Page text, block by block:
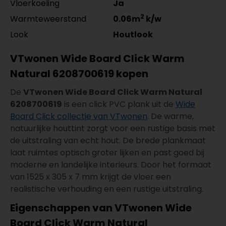
Vloerkoeling
Ja
Warmteweerstand
0.06m2 k/w
Look
Houtlook
VTwonen Wide Board Click Warm
Natural 6208700619 kopen
De VTwonen Wide Board Click Warm Natural
6208700619 is een click PVC plank uit de Wide
Board Click collectie van VTwonen. De warme,
natuurlijke houttint zorgt voor een rustige basis met
de uitstraling van echt hout. De brede plankmaat
laat ruimtes optisch groter lijken en past goed bij
moderne en landelijke interieurs. Door het formaat
van 1525 x 305 x 7 mm krijgt de vloer een
realistische verhouding en een rustige uitstraling.
Eigenschappen van VTwonen Wide
Board Click Warm Natural